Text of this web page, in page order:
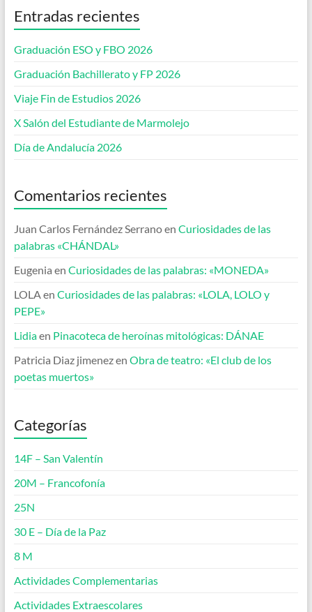
Entradas recientes
Graduación ESO y FBO 2026
Graduación Bachillerato y FP 2026
Viaje Fin de Estudios 2026
X Salón del Estudiante de Marmolejo
Día de Andalucía 2026
Comentarios recientes
Juan Carlos Fernández Serranoen Curiosidades de las
palabras «CHÁNDAL»
Eugenia en Curiosidades de las palabras: «MONEDA»
LOLAen Curiosidades de las palabras: «LOLA, LOLO y
PEPE»
Lidiaen Pinacoteca de heroínas mitológicas: DÁNAE
Patricia Diaz jimenezen Obra de teatro: «El club de los
poetas muertos»
Categorías
14F – San Valentín
20M – Francofonía
25N
30 E – Día de la Paz
8 M
Actividades Complementarias
Actividades Extraescolares